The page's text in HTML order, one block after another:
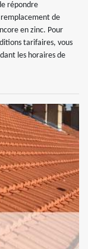
répondre
de
en zinc. Pour
tarifaires, vous
les horaires de